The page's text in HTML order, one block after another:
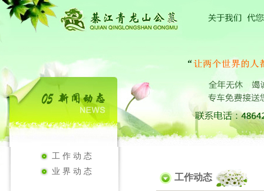
工作动态
业界动态
工作动态